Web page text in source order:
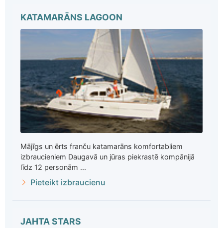
KATAMARĀNS LAGOON
Mājīgs un ērts franču katamarāns komfortabliem
izbraucieniem Daugavā un jūras piekrastē kompānijā
līdz 12 personām ...
Pieteikt izbraucienu
JAHTA STARS